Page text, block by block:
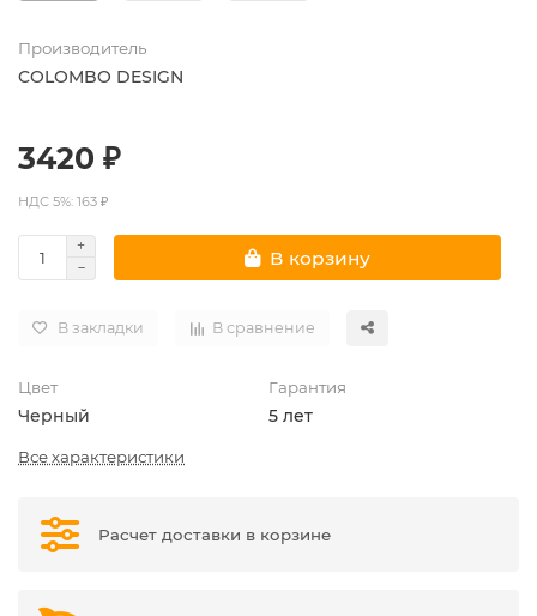
Производитель
COLOMBO DESIGN
3420 ₽
НДС 5%: 163 ₽
В корзину
В закладки В сравнение
Цвет
Черный
Гарантия
5 лет
Все характеристики
Расчет доставки в корзине